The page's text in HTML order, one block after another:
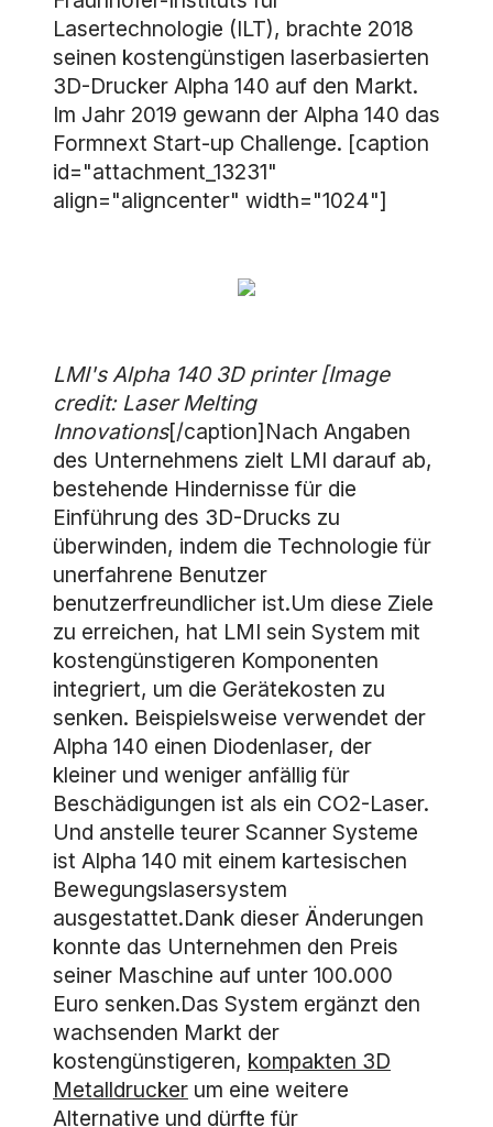
Lasertechnologie (ILT), brachte 2018
seinen kostengünstigen laserbasierten
3D-Drucker Alpha 140 auf den Markt.
Im Jahr 2019 gewann der Alpha 140 das
Formnext Start-up Challenge. [caption
id="attachment_13231"
align="aligncenter" width="1024"]
LMI's Alpha 140 3D printer [Image
credit: Laser Melting
Innovations[/caption]Nach Angaben
des Unternehmens zielt LMI darauf ab,
bestehende Hindernisse für die
Einführung des 3D-Drucks zu
überwinden, indem die Technologie für
unerfahrene Benutzer
benutzerfreundlicher ist.Um diese Ziele
zu erreichen, hat LMI sein System mit
kostengünstigeren Komponenten
integriert, um die Gerätekosten zu
senken. Beispielsweise verwendet der
Alpha 140 einen Diodenlaser, der
kleiner und weniger anfällig für
Beschädigungen ist als ein CO2-Laser.
Und anstelle teurer Scanner Systeme
ist Alpha 140 mit einem kartesischen
Bewegungslasersystem
ausgestattet.Dank dieser Änderungen
konnte das Unternehmen den Preis
seiner Maschine auf unter 100.000
Euro senken.Das System ergänzt den
wachsenden Markt der
kostengünstigeren, kompakten 3D
Metalldrucker um eine weitere
Alternative und dürfte für